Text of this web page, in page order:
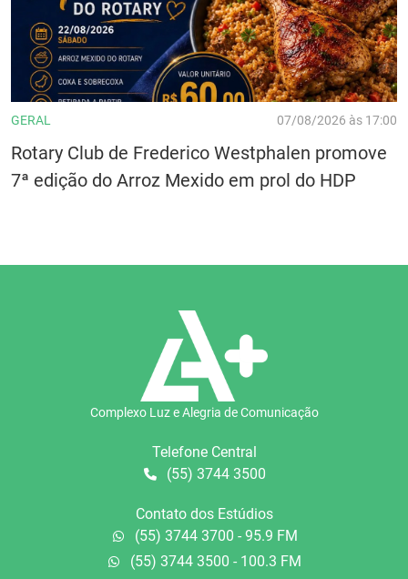
GERAL 07/08/2026 às 17:00
Rotary Club de Frederico Westphalen promove
7ª edição do Arroz Mexido em prol do HDP
Complexo Luz e Alegria de Comunicação
Telefone Central
(55) 3744 3500
Contato dos Estúdios
(55) 3744 3700 - 95.9 FM
(55) 3744 3500 - 100.3 FM